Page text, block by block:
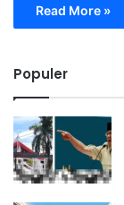
Read More »
Populer